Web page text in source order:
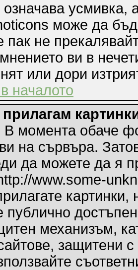
усмивка,
може да
пак не
ви в
или дори
началото
момента обаче
на сървъра.
да можете да я
www.some-
публично
механизъм,
защитени